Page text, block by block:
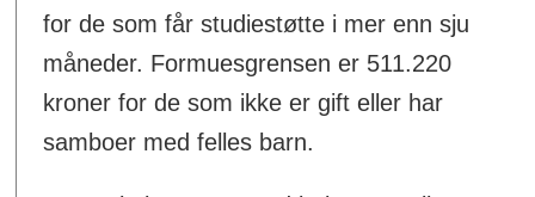
for de som får studiestøtte i mer enn sju
måneder. Formuesgrensen er 511.220
kroner for de som ikke er gift eller har
samboer med felles barn.